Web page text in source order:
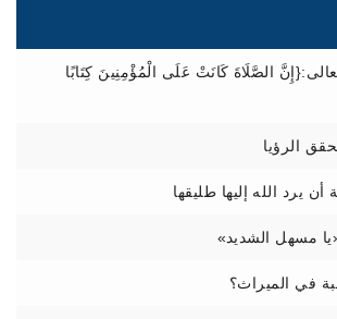
الصَّلَاةَ كَانَتْ عَلَى الْمُؤْمِنِينَ كِتَابًا
الرؤيا
أن يرد الله إليها طليقها
مسهل الشديد»
في الميراث؟